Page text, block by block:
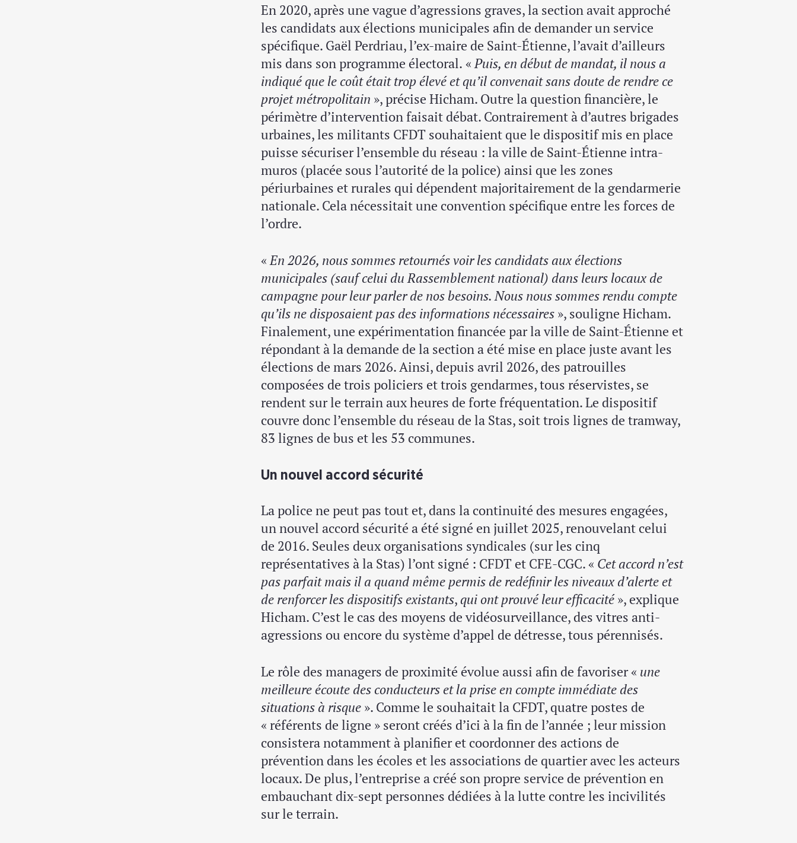
En 2020, après une vague d’agressions graves, la section avait approché
les candidats aux élections municipales afin de demander un service
spécifique. Gaël Perdriau, l’ex-maire de Saint-Étienne, l’avait d’ailleurs
mis dans son programme électoral. «Puis, en début de mandat, il nous a
indiqué que le coût était trop élevé et qu’il convenait sans doute de rendre ce
projet métropolitain », précise Hicham. Outre la question financière, le
périmètre d’intervention faisait débat. Contrairement à d’autres brigades
urbaines, les militants CFDT souhaitaient que le dispositif mis en place
puisse sécuriser l’ensemble du réseau : la ville de Saint-Étienne intra-
muros (placée sous l’autorité de la police) ainsi que les zones
périurbaines et rurales qui dépendent majoritairement de la gendarmerie
nationale. Cela nécessitait une convention spécifique entre les forces de
l’ordre.
«En 2026, nous sommes retournés voir les candidats aux élections
municipales (sauf celui du Rassemblement national) dans leurs locaux de
campagne pour leur parler de nos besoins. Nous nous sommes rendu compte
qu’ils ne disposaient pas des informations nécessaires », souligne Hicham.
Finalement, une expérimentation financée par la ville de Saint-Étienne et
répondant à la demande de la section a été mise en place juste avant les
élections de mars 2026. Ainsi, depuis avril 2026, des patrouilles
composées de trois policiers et trois gendarmes, tous réservistes, se
rendent sur le terrain aux heures de forte fréquentation. Le dispositif
couvre donc l’ensemble du réseau de la Stas, soit trois lignes de tramway,
83 lignes de bus et les 53 communes.
Un nouvel accord sécurité
La police ne peut pas tout et, dans la continuité des mesures engagées,
un nouvel accord sécurité a été signé en juillet 2025, renouvelant celui
de 2016. Seules deux organisations syndicales (sur les cinq
représentatives à la Stas) l’ont signé : CFDT et CFE-CGC. « Cet accord n’est
pas parfait mais il a quand même permis de redéfinir les niveaux d’alerte et
de renforcer les dispositifs existants, qui ont prouvé leur efficacité», explique
Hicham. C’est le cas des moyens de vidéosurveillance, des vitres anti-
agressions ou encore du système d’appel de détresse, tous pérennisés.
Le rôle des managers de proximité évolue aussi afin de favoriser « une
meilleure écoute des conducteurs et la prise en compte immédiate des
situations à risque ». Comme le souhaitait la CFDT, quatre postes de
« référents de ligne » seront créés d’ici à la fin de l’année ; leur mission
consistera notamment à planifier et coordonner des actions de
prévention dans les écoles et les associations de quartier avec les acteurs
locaux. De plus, l’entreprise a créé son propre service de prévention en
embauchant dix-sept personnes dédiées à la lutte contre les incivilités
sur le terrain.